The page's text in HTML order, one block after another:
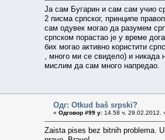
Jа сам Бугарин и сам сам учио
2 писма српског, принципе
сам одувек могао да разумем
српском порастао jе у време
бих могао активно користити
, много ми се свидело) и
мислим да сам много напредао.
Одг: Otkud baš srpski?
« Одговор #99 у: 14.58 ч. 29.02.2012.
Zaista pises bez bitnih problema.